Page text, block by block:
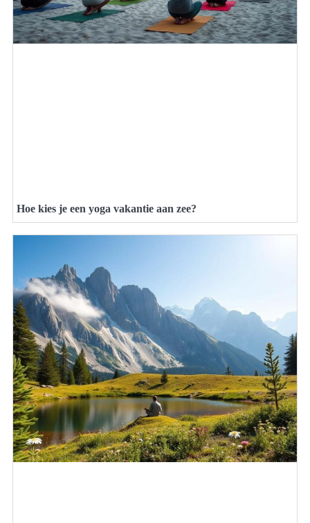
Hoe kies je een yoga vakantie aan zee?